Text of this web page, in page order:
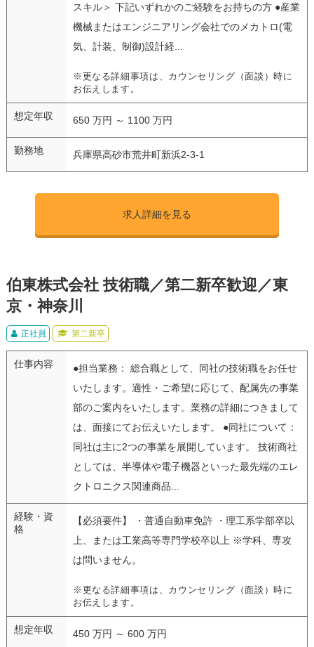
スキル＞ 下記いずれかのご経験をお持ちの方 ●産業
機械またはエンジニアリング会社でのメカトロ(電
気、計装、制御)設計経...
※更なる詳細事項は、カウンセリング（面談）時に
お伝えします。
想定年収 650 万円 ～ 1100 万円
勤務地 兵庫県高砂市荒井町新浜2-3-1
求人詳細を見る
伯東株式会社 技術職／第二新卒歓迎／東
京・神奈川
正社員 第二新卒
仕事内容
●担当業務： 総合職として、同社の技術職をお任せ
いたします。適性・ご希望に応じて、配属先の事業
部のご案内をいたします。業務の詳細につきまして
は、面接にてお伝えいたします。 ●同社について：
同社は主に2つの事業を展開しています。 技術商社
としては、半導体や電子機器といった最先端のエレ
クトロニクス関連商品...
経験・資
格
【必須要件】 ・普通自動車免許 ・理工系学部卒以
上、または工業高等専門学校卒以上 ※学科、専攻
は問いません。
※更なる詳細事項は、カウンセリング（面談）時に
お伝えします。
想定年収 450 万円 ～ 600 万円